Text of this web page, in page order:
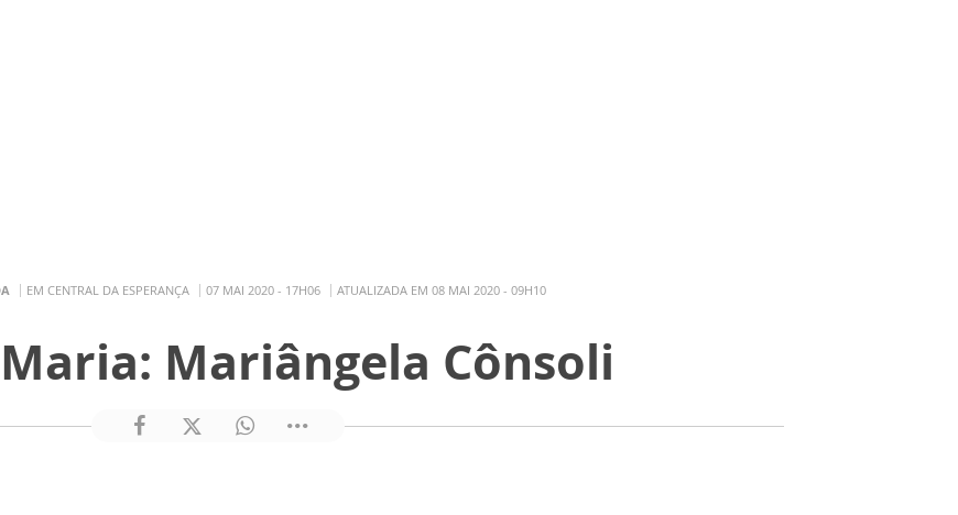
EM CENTRAL DA ESPERANÇA 07 MAI 2020 - 17H06 ATUALIZADA EM 08 MAI 2020 - 09H10
Mariângela Cônsoli